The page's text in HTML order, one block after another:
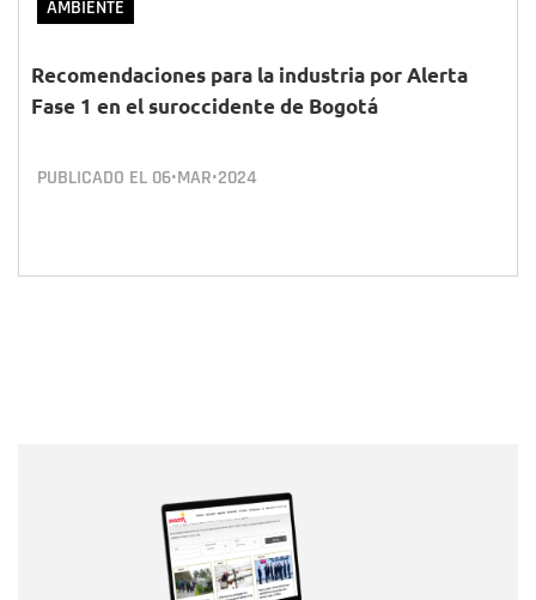
AMBIENTE
Recomendaciones para la industria por Alerta
Fase 1 en el suroccidente de Bogotá
PUBLICADO EL 06•MAR•2024
Correo electrónico